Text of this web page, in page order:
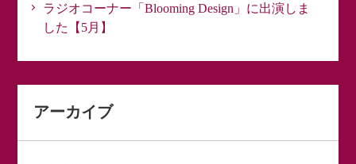
ラジオコーナー「Blooming Design」に出演しま
した【5月】
アーカイブ